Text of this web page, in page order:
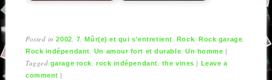
Posted in2002 7 ,Mûr(e) et qui s'entretient Rock ,Rock garage
Rock indépendant Un amour fort et durable ,Un homme |
Tagged garage rock rock indépendant the vines | Leave a
comment |